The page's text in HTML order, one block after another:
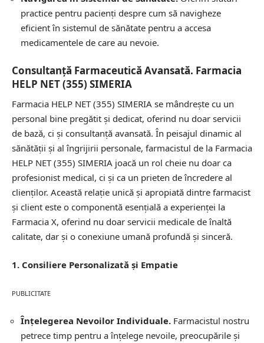
practice pentru pacienți despre cum să navigheze
eficient în sistemul de sănătate pentru a accesa
medicamentele de care au nevoie.
Consultanță Farmaceutică Avansată. Farmacia
HELP NET (355) SIMERIA
Farmacia HELP NET (355) SIMERIA se mândrește cu un
personal bine pregătit și dedicat, oferind nu doar servicii
de bază, ci și consultanță avansată. În peisajul dinamic al
sănătății și al îngrijirii personale, farmacistul de la Farmacia
HELP NET (355) SIMERIA joacă un rol cheie nu doar ca
profesionist medical, ci și ca un prieten de încredere al
clienților. Această relație unică și apropiată dintre farmacist
și client este o componentă esențială a experienței la
Farmacia X, oferind nu doar servicii medicale de înaltă
calitate, dar și o conexiune umană profundă și sinceră.
1. Consiliere Personalizată și Empatie
PUBLICITATE
Înțelegerea Nevoilor Individuale. Farmacistul nostru
petrece timp pentru a înțelege nevoile, preocupările și